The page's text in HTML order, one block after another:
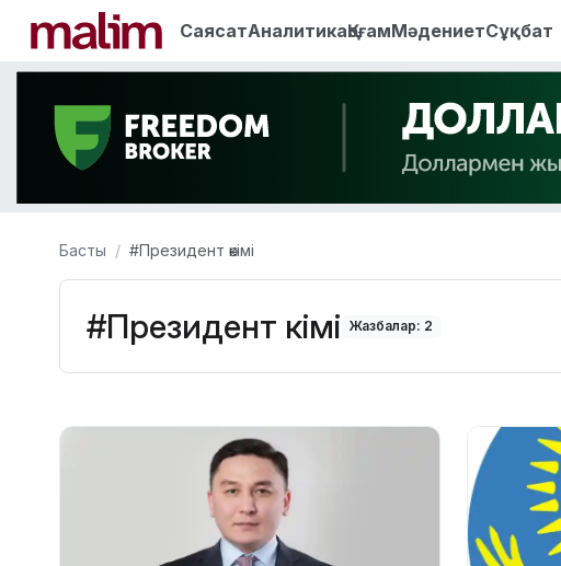
СаясатАналитикаҚоғамМәдениетСұқбат
Басты #Президент өкімі
#Президент өкімі Жазбалар: 2